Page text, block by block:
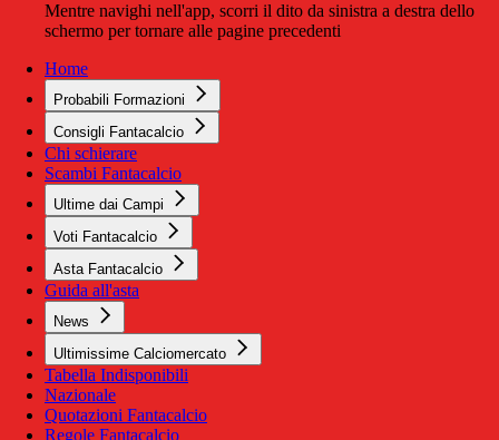
Mentre navighi nell'app, scorri il dito da sinistra a destra dello
schermo per tornare alle pagine precedenti
Home
Probabili Formazioni
Consigli Fantacalcio
Chi schierare
Scambi Fantacalcio
Ultime dai Campi
Voti Fantacalcio
Asta Fantacalcio
Guida all'asta
News
Ultimissime Calciomercato
Tabella Indisponibili
Nazionale
Quotazioni Fantacalcio
Regole Fantacalcio